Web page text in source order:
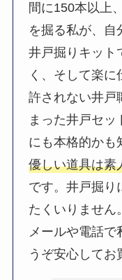
間に150本以上
を掘る私が、自
井戸掘りキット
く、そして楽
許されない井戸
まった井戸セッ
にも本格的かも
優しい道具は素
です。井戸掘り
たくいりません
メールや電話で
うぞ安心してお